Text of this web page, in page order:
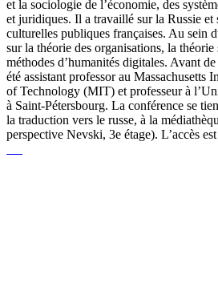
et la sociologie de l’économie, des
et juridiques. Il a travaillé sur la Russie et
culturelles publiques françaises. Au sein
sur la théorie des organisations, la
méthodes d’humanités digitales. Avant
été assistant professor au Massachusetts
of Technology (MIT) et professeur à
à Saint-Pétersbourg. La conférence se
la traduction vers le russe, à la
perspective Nevski, 3e étage). L’accès